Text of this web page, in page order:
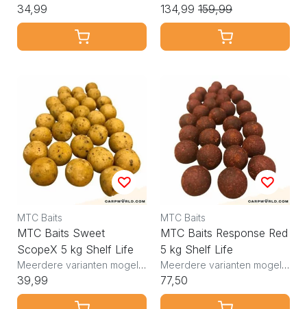
34,99 134,99 159,99
MTC Baits
MTC Baits Sweet
ScopeX 5 kg Shelf Life
Meerdere varianten mogelijk
39,99
MTC Baits
MTC Baits Response Red
5 kg Shelf Life
Meerdere varianten mogelijk
77,50